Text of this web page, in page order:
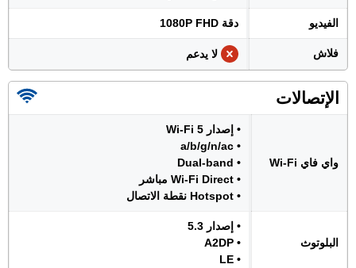
الفيديو دقة 1080P FHD
فلاش لا يدعم
الإتصالات
واي فاي Wi-Fi
• إصدار Wi-Fi 5
• a/b/g/n/ac
• Dual-band
• Wi-Fi Direct مباشر
• Hotspot نقطة الاتصال
البلوتوث
• إصدار 5.3
• A2DP
• LE